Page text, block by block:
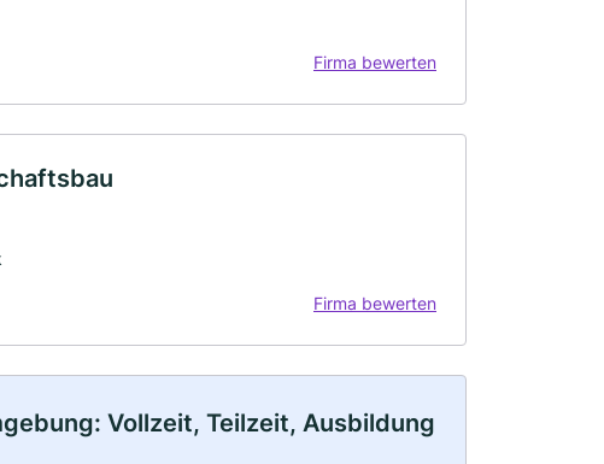
Firma bewerten
Firma bewerten
Vollzeit, Teilzeit, Ausbildung